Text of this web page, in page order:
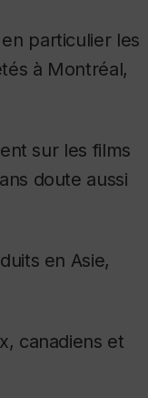
particulier les
à Montréal,
sur les films
doute aussi
en Asie,
canadiens et